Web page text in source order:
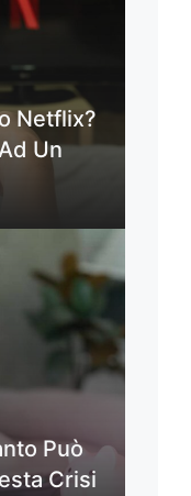
Netflix?
Un
Può
Crisi